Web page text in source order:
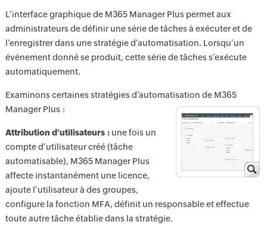
L’interface graphique de M365 Manager Plus permet aux
administrateurs de définir une série de tâches à exécuter et de
l’enregistrer dans une stratégie d’automatisation. Lorsqu’un
événement donné se produit, cette série de tâches s’exécute
automatiquement.
Examinons certaines stratégies d’automatisation de M365
Manager Plus :
Attribution d’utilisateurs :une fois un
compte d’utilisateur créé (tâche
automatisable), M365 Manager Plus
affecte instantanément une licence,
ajoute l’utilisateur à des groupes,
configure la fonction MFA, définit un responsable et effectue
toute autre tâche établie dans la stratégie.